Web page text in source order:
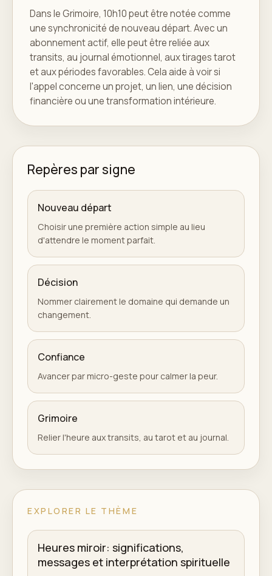
Dans le Grimoire, 10h10 peut être notée comme
une synchronicité de nouveau départ. Avec un
abonnement actif, elle peut être reliée aux
transits, au journal émotionnel, aux tirages tarot
et aux périodes favorables. Cela aide à voir si
l'appel concerne un projet, un lien, une décision
financière ou une transformation intérieure.
Repères par signe
Nouveau départ
Choisir une première action simple au lieu
d'attendre le moment parfait.
Décision
Nommer clairement le domaine qui demande un
changement.
Confiance
Avancer par micro-geste pour calmer la peur.
Grimoire
Relier l'heure aux transits, au tarot et au journal.
EXPLORER LE THÈME
Heures miroir: significations,
messages et interprétation spirituelle